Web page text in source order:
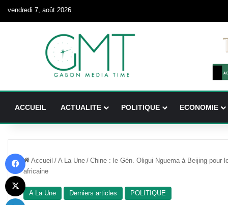
vendredi 7, août 2026
ACCUEIL ACTUALITE POLITIQUE ECONOMIE
Accueil / A La Une / Chine : le Gén. Oligui Nguema à Beijing pour
africaine
A La Une Derniers articles POLITIQUE
X
Linkedin